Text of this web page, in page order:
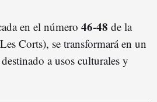
en el número 46-48 de la
Corts), se transformará en un
a usos culturales y